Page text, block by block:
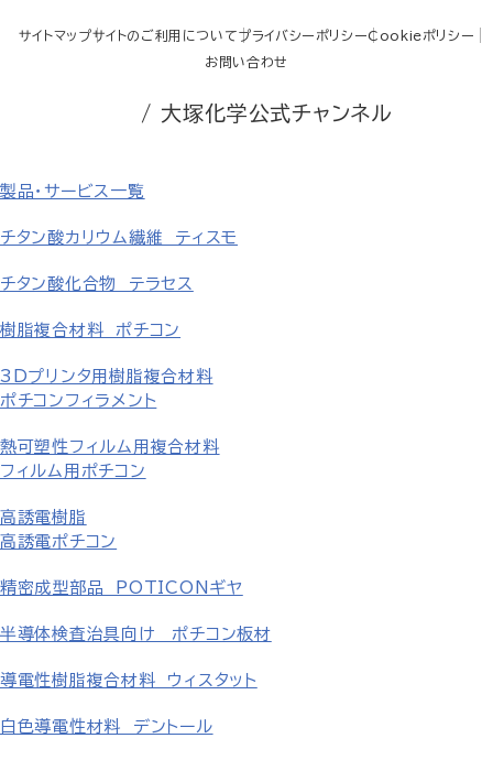
サイトマップサイトのご利用についてプライバシーポリシーCookieポリシー
お問い合わせ
/ 大塚化学公式チャンネル
製品・サービス一覧
チタン酸カリウム繊維 ティスモ
チタン酸化合物 テラセス
樹脂複合材料 ポチコン
3Dプリンタ用樹脂複合材料
ポチコンフィラメント
熱可塑性フィルム用複合材料
フィルム用ポチコン
高誘電樹脂
高誘電ポチコン
精密成型部品 POTICONギヤ
半導体検査治具向け ポチコン板材
導電性樹脂複合材料 ウィスタット
白色導電性材料 デントール